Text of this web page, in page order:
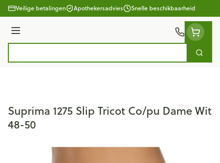
Ga naar de inhoud
Veilige betalingen Apothekersadvies Snelle beschikbaarheid
Menu
Zoek
Suprima 1275 Slip Tricot Co/pu Dame Wit
48-50